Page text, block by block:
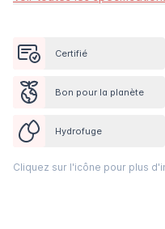
Certifié
Bon pour la planète
Hydrofuge
Cliquez sur l'icône pour plus